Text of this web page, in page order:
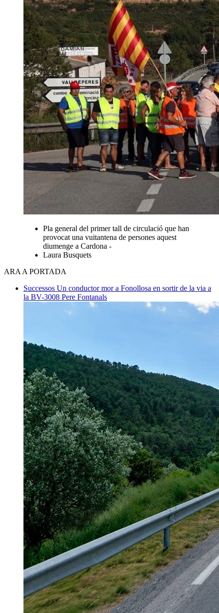
Pla general del primer tall de circulació que han
provocat una vuitantena de persones aquest
diumenge a Cardona -
Laura Busquets
ARA A PORTADA
Successos Un conductor mor a Fonollosa en sortir de la via a
la BV-3008 Pere Fontanals